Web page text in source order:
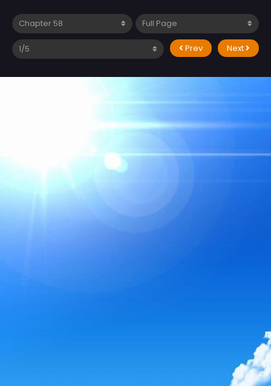
Prev Next